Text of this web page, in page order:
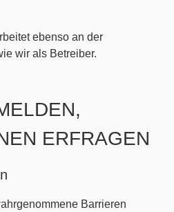
ebenso an der
wir als Betreiber.
ERFRAGEN
Barrieren